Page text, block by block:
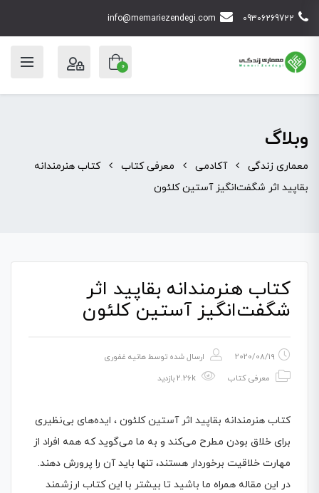
09306269722
info@memariezendegi.com
0
وبلاگ
معماری زندگی آکادمی معرفی کتاب
کتاب هنرمندانه
بقاپید اثر شگفت‌انگیز آستین کلئون
کتاب هنرمندانه بقاپید اثر
شگفت‌انگیز آستین کلئون
2020/08/19 ارسال شده توسطهانیه غفوری
معرفی کتاب
کتاب هنرمندانه بقاپید اثر آستین کلئون ، ایده‌های بی‌نظیری
برای خلاق بودن مطرح می‌کند و به ما می‌گوید که همه افراد از
مهارت خلاقیت برخوردار هستند، تنها باید آن را پرورش دهند.
در این مقاله همراه ما باشید تا بیشتر با این کتاب ارزشمند